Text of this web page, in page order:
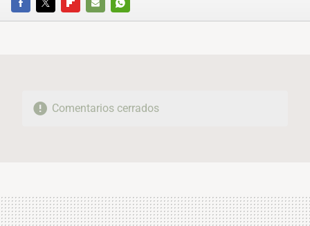
FACEBOOKTWITTERFLIPBOARD
E-
WHATSAPP
Comentarios cerrados